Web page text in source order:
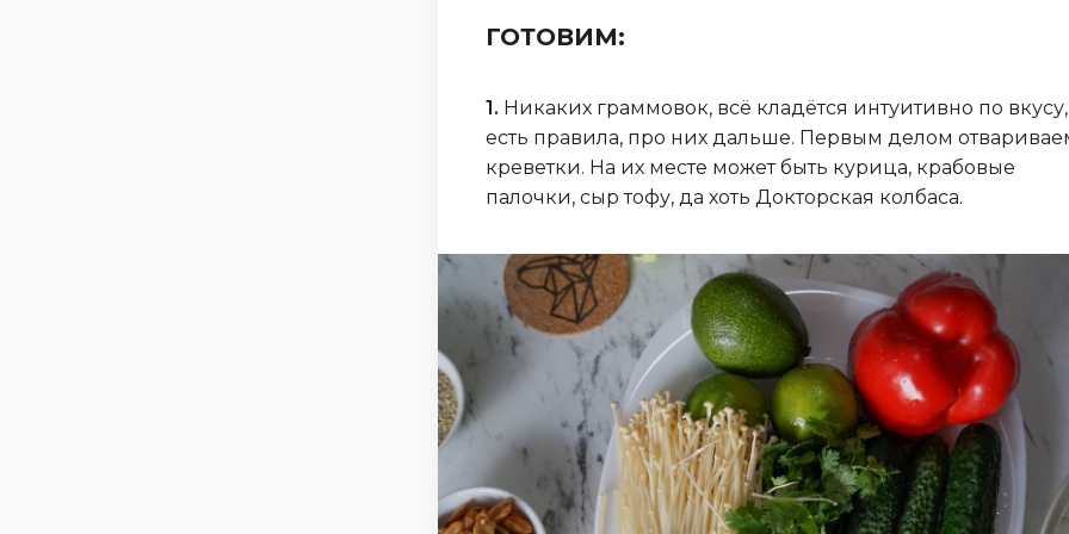
ГОТОВИМ:
1. Никаких граммовок, всё кладётся интуитивно по
есть правила, про них дальше. Первым делом
креветки. На их месте может быть курица, крабовые
палочки, сыр тофу, да хоть Докторская колбаса.